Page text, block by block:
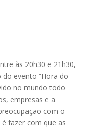
às 20h30 e 21h30,
do evento “Hora do
no mundo todo
empresas e a
com o
fazer com que as